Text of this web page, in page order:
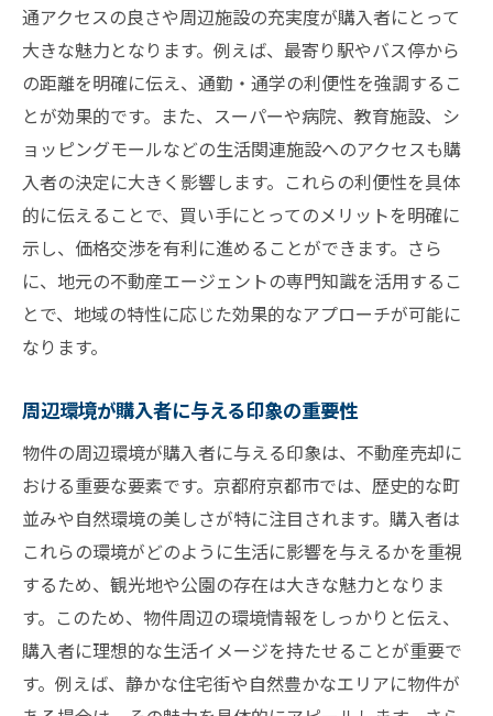
通アクセスの良さや周辺施設の充実度が購入者にとって
大きな魅力となります。例えば、最寄り駅やバス停から
の距離を明確に伝え、通勤・通学の利便性を強調するこ
とが効果的です。また、スーパーや病院、教育施設、シ
ョッピングモールなどの生活関連施設へのアクセスも購
入者の決定に大きく影響します。これらの利便性を具体
的に伝えることで、買い手にとってのメリットを明確に
示し、価格交渉を有利に進めることができます。さら
に、地元の不動産エージェントの専門知識を活用するこ
とで、地域の特性に応じた効果的なアプローチが可能に
なります。
周辺環境が購入者に与える印象の重要性
物件の周辺環境が購入者に与える印象は、不動産売却に
おける重要な要素です。京都府京都市では、歴史的な町
並みや自然環境の美しさが特に注目されます。購入者は
これらの環境がどのように生活に影響を与えるかを重視
するため、観光地や公園の存在は大きな魅力となりま
す。このため、物件周辺の環境情報をしっかりと伝え、
購入者に理想的な生活イメージを持たせることが重要で
す。例えば、静かな住宅街や自然豊かなエリアに物件が